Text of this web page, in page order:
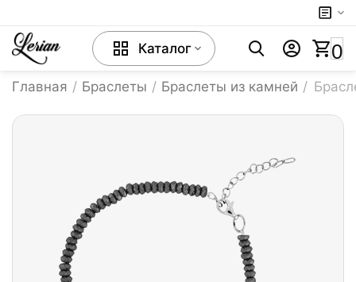
Каталог 0
Главная / Браслеты / Браслеты из камней /